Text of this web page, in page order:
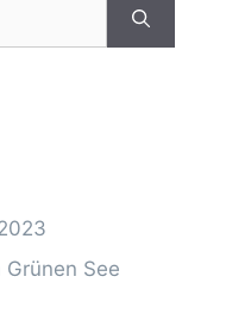
Grünen See